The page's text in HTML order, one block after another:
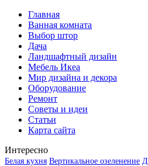
Главная
Ванная комната
Выбор штор
Дача
Ландшафтный дизайн
Мебель Икеа
Мир дизайна и декора
Оборудование
Ремонт
Советы и идеи
Статьи
Карта сайта
Интересно
Белая кухня Вертикальное озеленение